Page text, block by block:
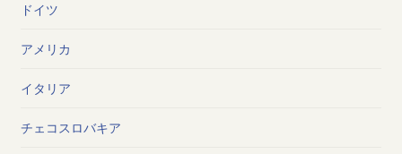
ドイツ
アメリカ
イタリア
チェコスロバキア